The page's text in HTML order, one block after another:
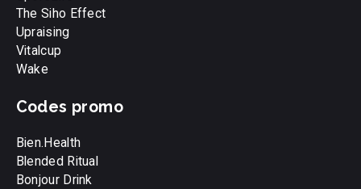
The Siho Effect
Upraising
Vitalcup
Wake
Codes promo
Bien.Health
Blended Ritual
Bonjour Drink